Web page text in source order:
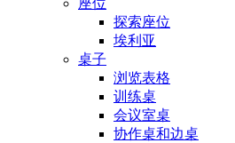
探索座位
埃利亚
桌子
浏览表格
训练桌
会议室桌
协作桌和边桌